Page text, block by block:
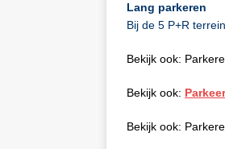
Lang parkeren
Bij de 5 P+R
Bekijk ook:
Bekijk ook:
Bekijk ook: